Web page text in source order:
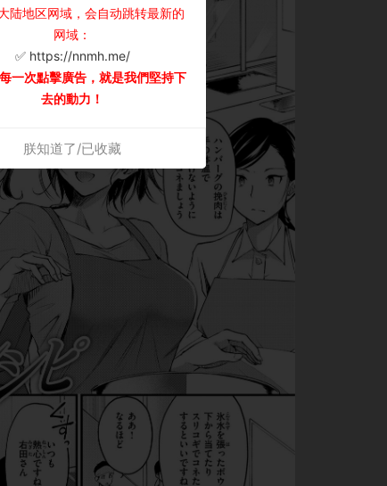
陆地区网域，会自动跳转最新的
网域：
✅ https://nnmh.me/
一次點擊廣告，就是我們堅持下
去的動力！
朕知道了/已收藏